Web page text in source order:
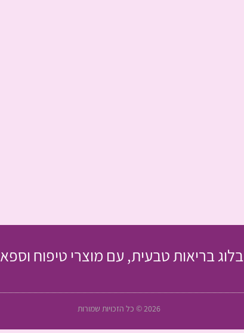
בלוג בריאות טבעית, עם מוצרי טיפוח וספא
2026 © כל הזכויות שמורות